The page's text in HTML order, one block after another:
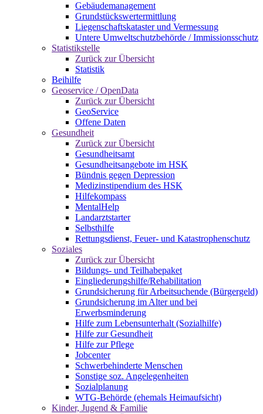
Gebäudemanagement
Grundstückswertermittlung
Liegenschaftskataster und Vermessung
Untere Umweltschutzbehörde / Immissionsschutz
Statistikstelle
Zurück zur Übersicht
Statistik
Beihilfe
Geoservice / OpenData
Zurück zur Übersicht
GeoService
Offene Daten
Gesundheit
Zurück zur Übersicht
Gesundheitsamt
Gesundheitsangebote im HSK
Bündnis gegen Depression
Medizinstipendium des HSK
Hilfekompass
MentalHelp
Landarztstarter
Selbsthilfe
Rettungsdienst, Feuer- und Katastrophenschutz
Soziales
Zurück zur Übersicht
Bildungs- und Teilhabepaket
Eingliederungshilfe/Rehabilitation
Grundsicherung für Arbeitsuchende (Bürgergeld)
Grundsicherung im Alter und bei
Erwerbsminderung
Hilfe zum Lebensunterhalt (Sozialhilfe)
Hilfe zur Gesundheit
Hilfe zur Pflege
Jobcenter
Schwerbehinderte Menschen
Sonstige soz. Angelegenheiten
Sozialplanung
WTG-Behörde (ehemals Heimaufsicht)
Kinder, Jugend & Familie